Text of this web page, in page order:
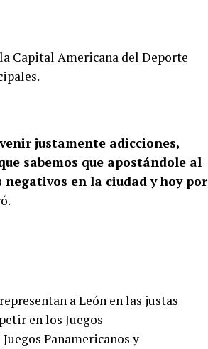
Capital Americana del Deporte
justamente adicciones,
sabemos que apostándole al
en la ciudad y hoy por
a León en las justas
en los Juegos
Panamericanos y